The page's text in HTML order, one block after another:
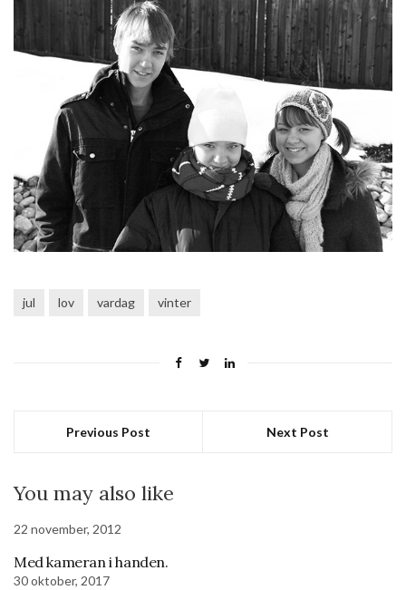
jul lov vardag vinter
Previous Post Next Post
You may also like
22 november, 2012
Med kameran i handen.
30 oktober, 2017